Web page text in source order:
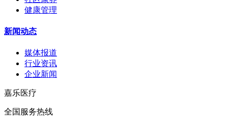
健康管理
新闻动态
媒体报道
行业资讯
企业新闻
嘉乐医疗
全国服务热线